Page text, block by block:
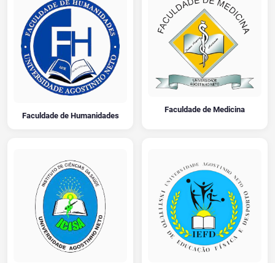
Faculdade de Humanidades
Faculdade de Medicina